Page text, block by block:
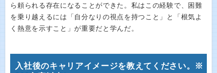
ら頼られる存在になることができた。私はこの経験で、困難
を乗り越えるには「自分なりの視点を持つこと」と「根気よ
く熱意を示すこと」が重要だと学んだ。
入社後のキャリアイメージを教えてください。※